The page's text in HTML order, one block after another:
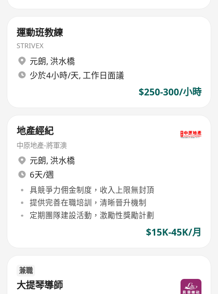
運動班教練
STRIVEX
元朗, 洪水橋
少於4小時/天, 工作日面議
$250-300/小時
地產經紀
中原地產-將軍澳
元朗, 洪水橋
6天/週
具競爭力佣金制度，收入上限無封頂
提供完善在職培訓，清晰晉升機制
定期團隊建設活動，激勵性獎勵計劃
$15K-45K/月
兼職
大提琴導師